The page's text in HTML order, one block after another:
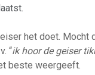
het doet. Mocht
“ik hoor de geiser
beste weergeeft.